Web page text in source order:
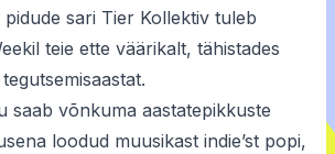
sari Tier Kollektiv tuleb
teie ette väärikalt, tähistades
saab võnkuma aastatepikkuste
loodud muusikast indie’st popi,